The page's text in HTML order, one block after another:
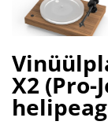
X2 (Pro-